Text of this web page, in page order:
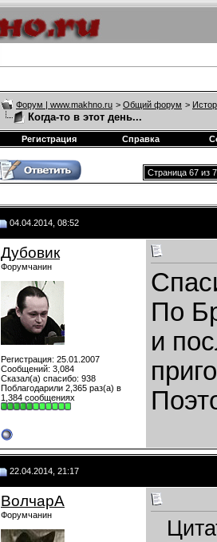
Форум | www.makhno.ru > Общий форум >
Когда-то в этот день...
Регистрация Справка
Страница 67 из
04.04.2014, 08:52
Дубовик
Форумчанин
Регистрация: 25.01.2007
Сообщений: 3,084
Сказал(а) спасибо: 938
Поблагодарили 2,365 раз(а) в
1,384 сообщениях
По
и
22.04.2014, 21:17
ВолчарА
Форумчанин